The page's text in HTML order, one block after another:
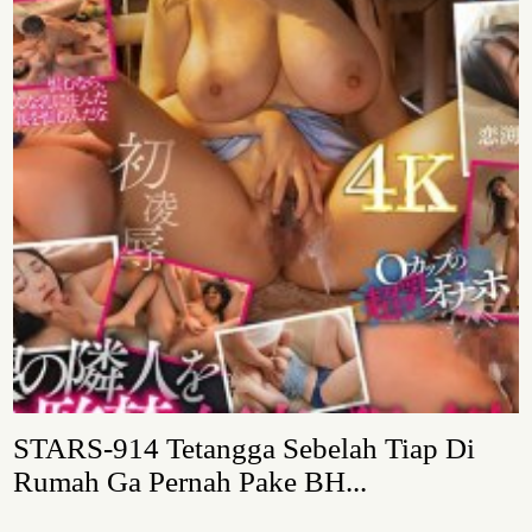
STARS-914 Tetangga Sebelah Tiap Di
Rumah Ga Pernah Pake BH...